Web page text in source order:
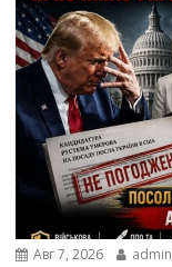
Авг 7, 2026 admin